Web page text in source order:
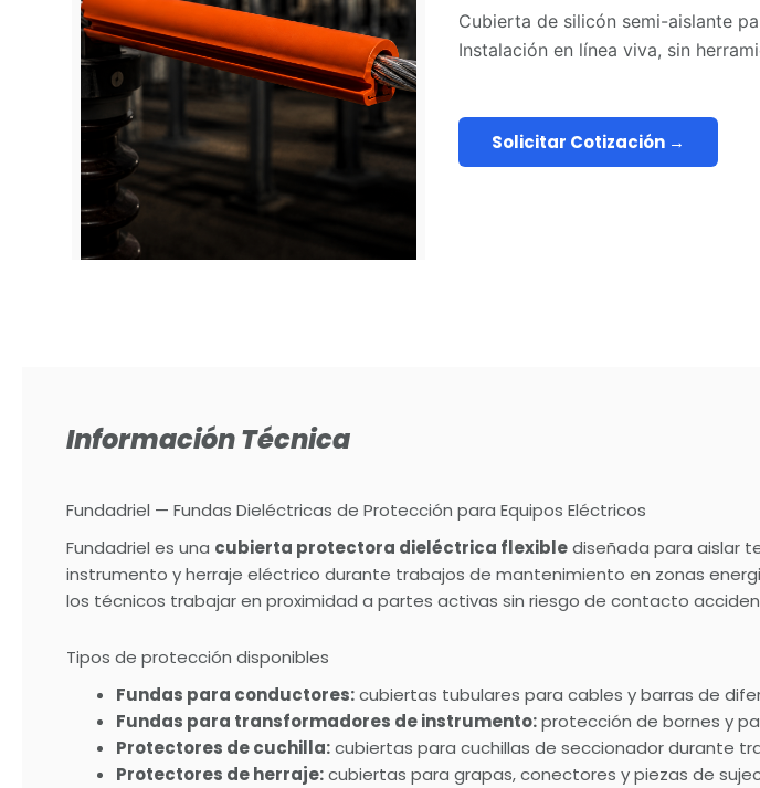
Cubierta de silicón semi-aislante
Instalación en línea viva, sin
Solicitar Cotización →
Información Técnica
Fundadriel — Fundas Dieléctricas de Protección para Equipos Eléctricos
Fundadriel es una cubierta protectora dieléctrica flexiblediseñada para aislar
instrumento y herraje eléctrico durante trabajos de mantenimiento en zonas
los técnicos trabajar en proximidad a partes activas sin riesgo de contacto
Tipos de protección disponibles
Fundas para conductores:cubiertas tubulares para cables y barras de
Fundas para transformadores de instrumento:protección de bornes y
Protectores de cuchilla:cubiertas para cuchillas de seccionador durante
Protectores de herraje:cubiertas para grapas, conectores y piezas de